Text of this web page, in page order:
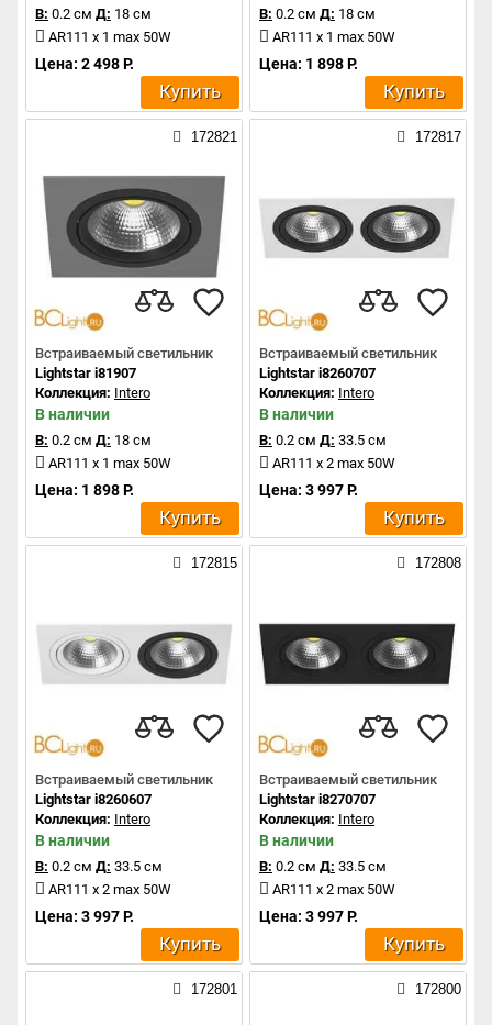
В: 0.2 см Д: 18 см
AR111 x 1 max 50W
Цена: 2 498 Р.
Купить
В: 0.2 см Д: 18 см
AR111 x 1 max 50W
Цена: 1 898 Р.
Купить
172821
Встраиваемый светильник
Lightstar i81907
Коллекция: Intero
В наличии
В: 0.2 см Д: 18 см
AR111 x 1 max 50W
Цена: 1 898 Р.
Купить
172817
Встраиваемый светильник
Lightstar i8260707
Коллекция: Intero
В наличии
В: 0.2 см Д: 33.5 см
AR111 x 2 max 50W
Цена: 3 997 Р.
Купить
172815
Встраиваемый светильник
Lightstar i8260607
Коллекция: Intero
В наличии
В: 0.2 см Д: 33.5 см
AR111 x 2 max 50W
Цена: 3 997 Р.
Купить
172808
Встраиваемый светильник
Lightstar i8270707
Коллекция: Intero
В наличии
В: 0.2 см Д: 33.5 см
AR111 x 2 max 50W
Цена: 3 997 Р.
Купить
172801 172800